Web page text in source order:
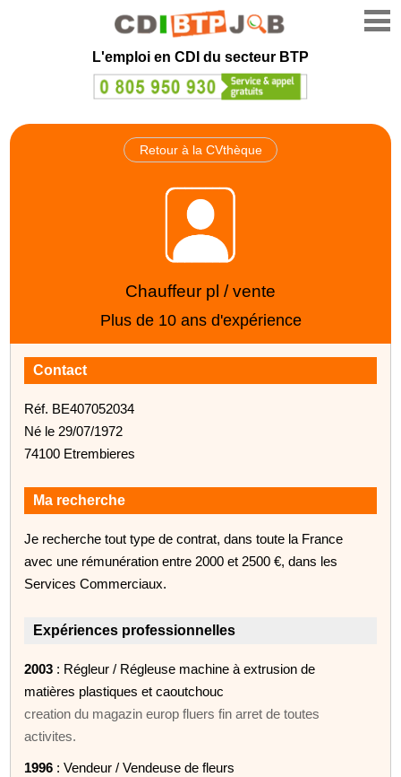
L'emploi en CDI du secteur BTP
Retour à la CVthèque
Chauffeur pl / vente
Plus de 10 ans d'expérience
Contact
Réf. BE407052034
Né le 29/07/1972
74100 Etrembieres
Ma recherche
Je recherche tout type de contrat, dans toute la France
avec une rémunération entre 2000 et 2500 €, dans les
Services Commerciaux.
Expériences professionnelles
2003 : Régleur / Régleuse machine à extrusion de
matières plastiques et caoutchouc
creation du magazin europ fluers fin arret de toutes
activites.
1996 : Vendeur / Vendeuse de fleurs